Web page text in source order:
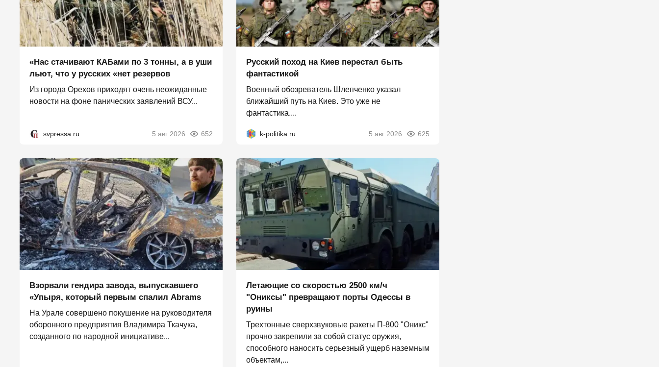
«Нас стачивают КАБами по 3 тонны, а в уши
льют, что у русских «нет резервов
Из города Орехов приходят очень неожиданные
новости на фоне панических заявлений ВСУ...
svpressa.ru 5 авг 2026 652
Русский поход на Киев перестал быть
фантастикой
Военный обозреватель Шлепченко указал
ближайший путь на Киев. Это уже не
фантастика....
k-politika.ru 5 авг 2026 625
Взорвали гендира завода, выпускавшего
«Упыря, который первым спалил Abrams
На Урале совершено покушение на руководителя
оборонного предприятия Владимира Ткачука,
созданного по народной инициативе...
Летающие со скоростью 2500 км/ч
"Ониксы" превращают порты Одессы в
руины
Трехтонные сверхзвуковые ракеты П‑800 "Оникс"
прочно закрепили за собой статус оружия,
способного наносить серьезный ущерб наземным
объектам,...